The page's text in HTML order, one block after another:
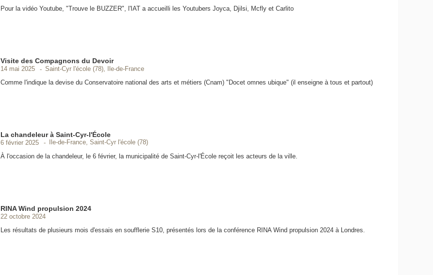
Pour la vidéo Youtube, "Trouve le BUZZER", l'IAT a accueilli les Youtubers Joyca, Djilsi, Mcfly et Carlito
Visite des Compagnons du Devoir
14 mai 2025
Saint-Cyr l'école (78), Ile-de-France
Comme l'indique la devise du Conservatoire national des arts et métiers (Cnam) "Docet omnes ubique" (il enseigne à tous et partout)
La chandeleur à Saint-Cyr-l'École
6 février 2025
Ile-de-France, Saint-Cyr l'école (78)
À l'occasion de la chandeleur, le 6 février, la municipalité de Saint-Cyr-l'École reçoit les acteurs de la ville.
RINA Wind propulsion 2024
22 octobre 2024
Les résultats de plusieurs mois d'essais en soufflerie S10, présentés lors de la conférence RINA Wind propulsion 2024 à Londres.